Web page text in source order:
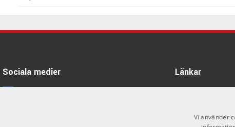
Sennheiser IE 400 Pro Clear
Sennheiser HME 27
Sociala medier Länkar
Vi använder